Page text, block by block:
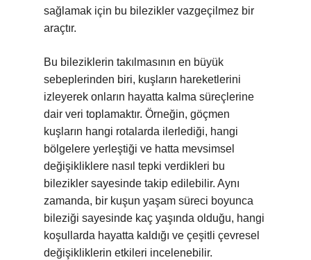
sağlamak için bu bilezikler vazgeçilmez bir
araçtır.
Bu bileziklerin takılmasının en büyük
sebeplerinden biri, kuşların hareketlerini
izleyerek onların hayatta kalma süreçlerine
dair veri toplamaktır. Örneğin, göçmen
kuşların hangi rotalarda ilerlediği, hangi
bölgelere yerleştiği ve hatta mevsimsel
değişikliklere nasıl tepki verdikleri bu
bilezikler sayesinde takip edilebilir. Aynı
zamanda, bir kuşun yaşam süreci boyunca
bileziği sayesinde kaç yaşında olduğu, hangi
koşullarda hayatta kaldığı ve çeşitli çevresel
değişikliklerin etkileri incelenebilir.